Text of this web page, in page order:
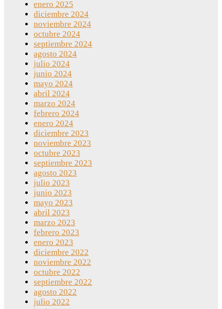
enero 2025
diciembre 2024
noviembre 2024
octubre 2024
septiembre 2024
agosto 2024
julio 2024
junio 2024
mayo 2024
abril 2024
marzo 2024
febrero 2024
enero 2024
diciembre 2023
noviembre 2023
octubre 2023
septiembre 2023
agosto 2023
julio 2023
junio 2023
mayo 2023
abril 2023
marzo 2023
febrero 2023
enero 2023
diciembre 2022
noviembre 2022
octubre 2022
septiembre 2022
agosto 2022
julio 2022